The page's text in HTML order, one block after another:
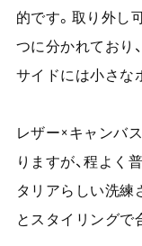
的です。取り外し
つに分かれており
サイドには小さな
レザー×キャンバ
りますが、程よく
タリアらしい洗練
とスタイリングで